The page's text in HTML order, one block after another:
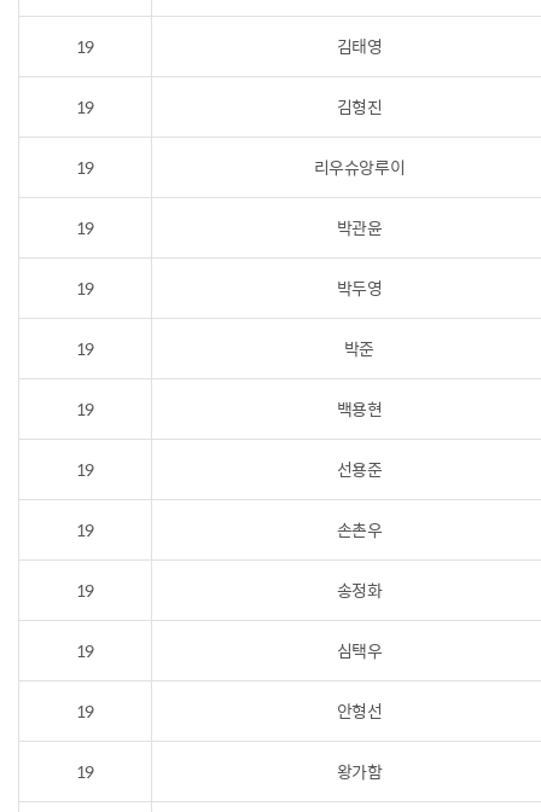
19 김태영
19 김형진
19 리우슈앙루이
19 박관윤
19 박두영
19 박준
19 백용현
19 선용준
19 손촌우
19 송정화
19 심택우
19 안형선
19 왕가함